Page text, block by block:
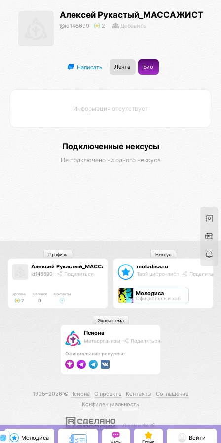
Алексей Рукастый_МАССАЖИСТ
@id146690 2 Добавить
Написать Лента Био
Информация отсутствует
Подключенные нексусы
Не подключено ни одного нексуса
Алексей Рукастый_МАССАЖИСТ
id146690 Поделиться
Уровень
2
Соликов
0
Контакты
Профиль
molodisa.ru
Твой цифро-лифт Поделиться
Молодиса
Официальный хаб
Нексус
Псиона
Метаорганизм Поделиться
Официальные ресурсы:
Экосистема
1995–2026 © Псиона О проекте Контакты
Соглашение
Конфиденциальность
С нами КО 🕉️
Молодиса
Чаты Гринд
Войти